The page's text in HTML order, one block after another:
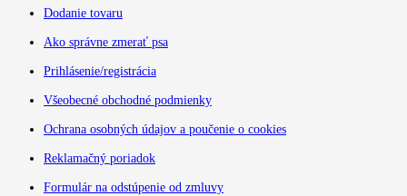
Dodanie tovaru
Ako správne zmerať psa
Prihlásenie/registrácia
Všeobecné obchodné podmienky
Ochrana osobných údajov a poučenie o cookies
Reklamačný poriadok
Formulár na odstúpenie od zmluvy